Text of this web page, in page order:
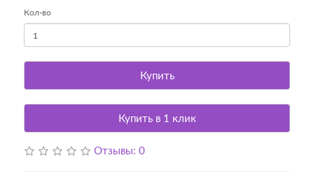
Кол-во
Купить
Купить в 1 клик
Отзывы: 0